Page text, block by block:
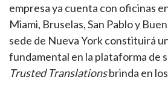
empresa ya cuenta con oficinas
Miami, Bruselas, San Pablo y
sede de Nueva York constituirá
fundamental en la plataforma de
Trusted Translationsbrinda en